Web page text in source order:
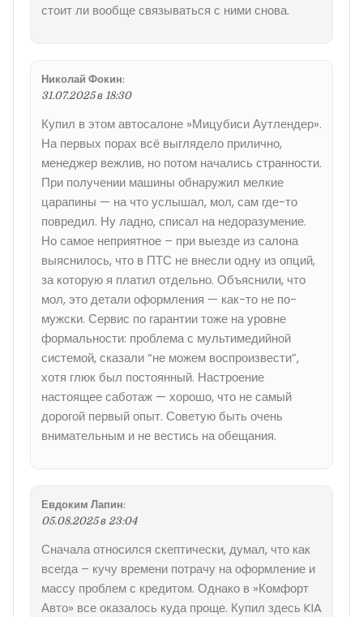
стоит ли вообще связываться с ними снова.
Николай Фокин:
31.07.2025 в 18:30
Купил в этом автосалоне »Мицубиси Аутлендер».
На первых порах всё выглядело прилично,
менеджер вежлив, но потом начались странности.
При получении машины обнаружил мелкие
царапины — на что услышал, мол, сам где-то
повредил. Ну ладно, списал на недоразумение.
Но самое неприятное – при выезде из салона
выяснилось, что в ПТС не внесли одну из опций,
за которую я платил отдельно. Объяснили, что
мол, это детали оформления — как-то не по-
мужски. Сервис по гарантии тоже на уровне
формальности: проблема с мультимедийной
системой, сказали “не можем воспроизвести”,
хотя глюк был постоянный. Настроение
настоящее саботаж — хорошо, что не самый
дорогой первый опыт. Советую быть очень
внимательным и не вестись на обещания.
Евдоким Лапин:
05.08.2025 в 23:04
Сначала относился скептически, думал, что как
всегда – кучу времени потрачу на оформление и
массу проблем с кредитом. Однако в »Комфорт
Авто» все оказалось куда проще. Купил здесь KIA